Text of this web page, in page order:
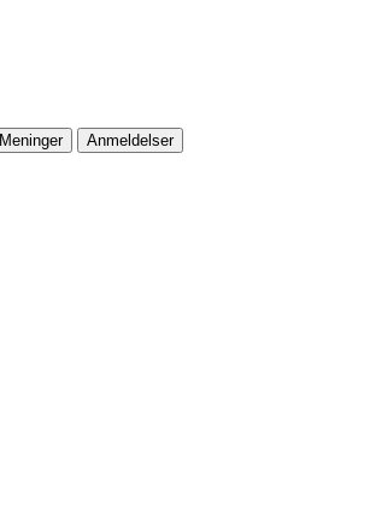
Meninger Anmeldelser